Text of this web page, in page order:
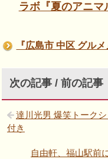
ラボ『夏のアニ
『広島市 中区 グル
次の記事 / 前の記事
達川光男 爆笑トーク
付き
自由軒、福山駅前